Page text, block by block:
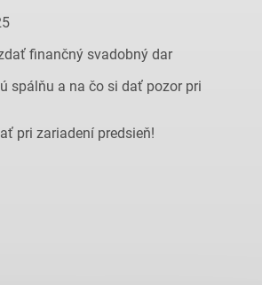
finančný svadobný dar
spálňu a na čo si dať pozor pri
pri zariadení predsieň!